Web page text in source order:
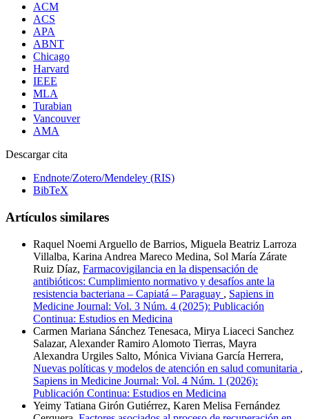
ACM
ACS
APA
ABNT
Chicago
Harvard
IEEE
MLA
Turabian
Vancouver
AMA
Descargar cita
Endnote/Zotero/Mendeley (RIS)
BibTeX
Artículos similares
Raquel Noemi Arguello de Barrios, Miguela Beatriz Larroza
Villalba, Karina Andrea Mareco Medina, Sol María Zárate
Ruiz Díaz, Farmacovigilancia en la dispensación de
antibióticos: Cumplimiento normativo y desafíos ante la
resistencia bacteriana – Capiatá – Paraguay , Sapiens in
Medicine Journal: Vol. 3 Núm. 4 (2025): Publicación
Continua: Estudios en Medicina
Carmen Mariana Sánchez Tenesaca, Mirya Liaceci Sanchez
Salazar, Alexander Ramiro Alomoto Tierras, Mayra
Alexandra Urgiles Salto, Mónica Viviana García Herrera,
Nuevas políticas y modelos de atención en salud comunitaria ,
Sapiens in Medicine Journal: Vol. 4 Núm. 1 (2026):
Publicación Continua: Estudios en Medicina
Yeimy Tatiana Girón Gutiérrez, Karen Melisa Fernández